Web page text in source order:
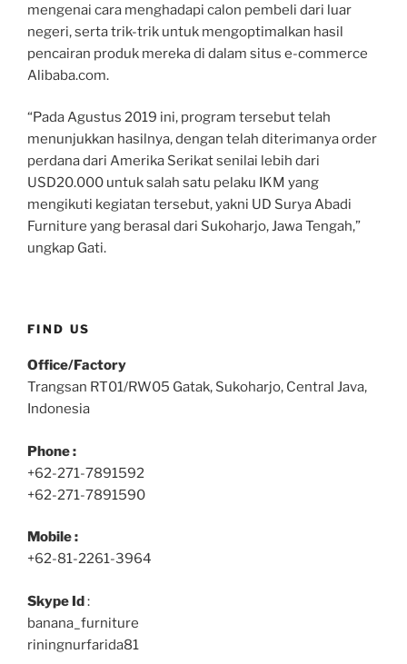
mengenai cara menghadapi calon pembeli dari luar
negeri, serta trik-trik untuk mengoptimalkan hasil
pencairan produk mereka di dalam situs e-commerce
Alibaba.com.
“Pada Agustus 2019 ini, program tersebut telah
menunjukkan hasilnya, dengan telah diterimanya order
perdana dari Amerika Serikat senilai lebih dari
USD20.000 untuk salah satu pelaku IKM yang
mengikuti kegiatan tersebut, yakni UD Surya Abadi
Furniture yang berasal dari Sukoharjo, Jawa Tengah,”
ungkap Gati.
FIND US
Office/Factory
Trangsan RT01/RW05 Gatak, Sukoharjo, Central Java,
Indonesia
Phone :
+62-271-7891592
+62-271-7891590
Mobile :
+62-81-2261-3964
Skype Id:
banana_furniture
riningnurfarida81